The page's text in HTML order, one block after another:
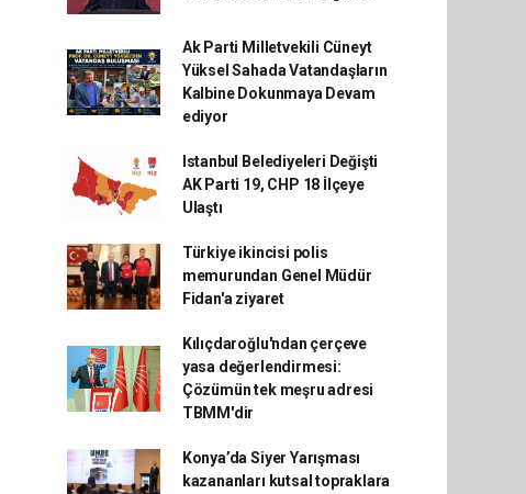
Ak Parti Milletvekili Cüneyt
Yüksel Sahada Vatandaşların
Kalbine Dokunmaya Devam
ediyor
Istanbul Belediyeleri Değişti
AK Parti 19, CHP 18 İlçeye
Ulaştı
Türkiye ikincisi polis
memurundan Genel Müdür
Fidan'a ziyaret
Kılıçdaroğlu'ndan çerçeve
yasa değerlendirmesi:
Çözümün tek meşru adresi
TBMM'dir
Konya’da Siyer Yarışması
kazananları kutsal topraklara